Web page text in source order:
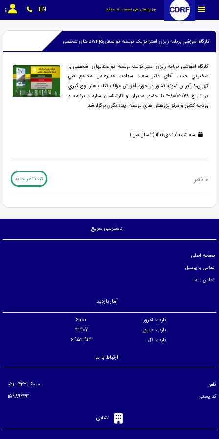
مرکز پژوهش های توسعه و آینده نگری EN
کارگاه آموزشی برنامه ریزی استراتژیک توسعه توانمندی&zwnj;های شخصی
كارگاه آموزشي برنامه ريزي استراتژيك توسعه توانمنديهاي شخصي با
سخنراني جناب آقاي دكتر سعيد سعادت مديرعامل مجتمع فني
تهران،كارآفرين نمونه كشور در حوزه آموزش مؤلف كتاب هنر اوج گيري
در تاريخ ۱۳۹۸/۰۲/۲۹ با حضور مديران و كارشناسان سازمان برنامه و
بودجه كشور و مركز پژوهش هاي توسعه آينده نگري برگزار شد.
سه شنبه 27 دی 1401 (3 سال قبل )
0 نظر ثبت نظر جدید
دسترسی سریع
صفحه اصلی
تماس با پرسنل
تماس با ما
آمار بازدید
بازدید امروز
6,000
بازدید دیروز
13,407
بازدید کل
6,953,934
ارتباط با ما
تلفن
کد پستی
نشانی